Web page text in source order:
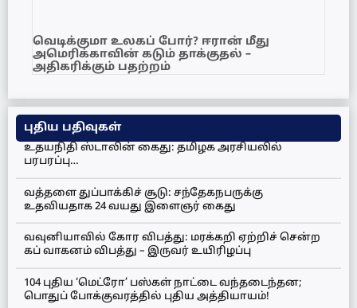
வெடிக்குமா உலகப் போர்? ஈரான் மீது
அமெரிக்காவின் கடும் தாக்குதல் –
அதிகரிக்கும் பதற்றம்
புதிய பதிவுகள்
உதயநிதி ஸ்டாலின் கைது: தமிழக அரசியலில்
பரபரப்பு…
வத்தளை துப்பாக்கிச் சூடு: சந்தேகநபருக்கு
உதவியதாக 24 வயது இளைஞர் கைது
வவுனியாவில் கோர விபத்து: மரக்கறி ஏற்றிச் சென்ற
கப் வாகனம் விபத்து – இருவர் உயிரிழப்பு
104 புதிய ‘மெட்ரோ’ பஸ்கள் நாட்டை வந்தடைந்தன;
பொதுப் போக்குவரத்தில் புதிய அத்தியாயம்!